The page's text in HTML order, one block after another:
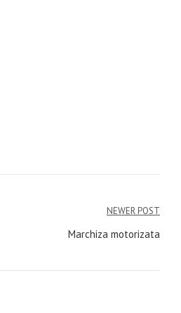
NEWER POST
Marchiza motorizata